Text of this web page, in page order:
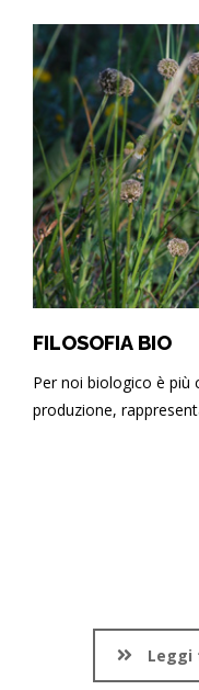
FILOSOFIA BIO
Per noi biologico è più
produzione,
Leggi